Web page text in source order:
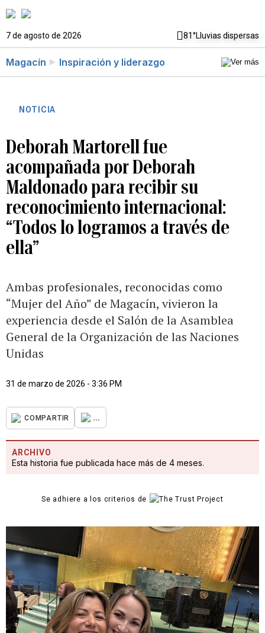
7 de agosto de 2026 81°Lluvias dispersas
Magacín Inspiración y liderazgo
NOTICIA
Deborah Martorell fue
acompañada por Deborah
Maldonado para recibir su
reconocimiento internacional:
“Todos lo logramos a través de
ella”
Ambas profesionales, reconocidas como
“Mujer del Año” de Magacín, vivieron la
experiencia desde el Salón de la Asamblea
General de la Organización de las Naciones
Unidas
31 de marzo de 2026 - 3:36 PM
COMPARTIR ...
ARCHIVO
Esta historia fue publicada hace más de 4 meses.
Se adhiere a los criterios de